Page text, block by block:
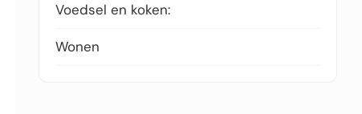
Voedsel en koken:
Wonen